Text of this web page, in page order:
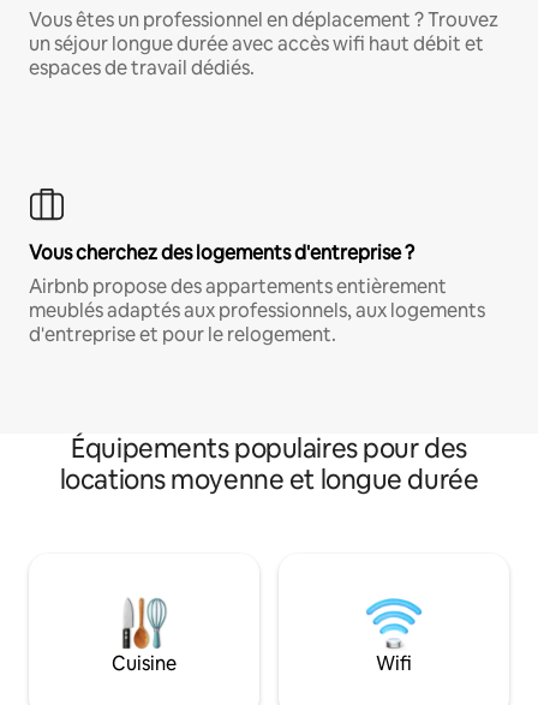
Vous êtes un professionnel en déplacement ? Trouvez
un séjour longue durée avec accès wifi haut débit et
espaces de travail dédiés.
Vous cherchez des logements d'entreprise ?
Airbnb propose des appartements entièrement
meublés adaptés aux professionnels, aux logements
d'entreprise et pour le relogement.
Équipements populaires pour des
locations moyenne et longue durée
Cuisine Wifi